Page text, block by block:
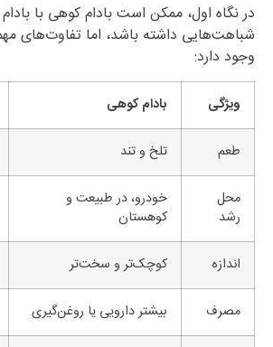
در نگاه اول، ممکن است بادام کوهی با
شباهت‌هایی داشته باشد، اما تفاوت‌های
وجود دارد:
ویژگی بادام کوهی
طعم تلخ و تند
محل
رشد
خودرو، در طبیعت و
کوهستان
اندازه کوچک‌تر و سخت‌تر
مصرف بیشتر دارویی یا روغن‌گیری